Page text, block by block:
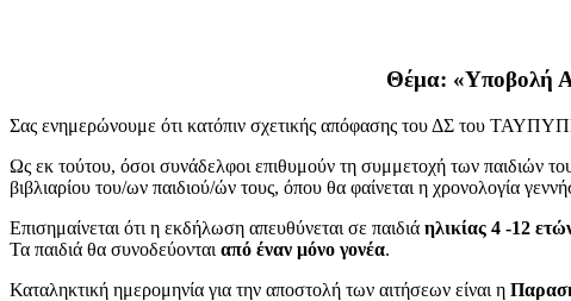
Θέμα: «Υποβολή
Σας ενημερώνουμε ότι κατόπιν σχετικής απόφασης του ΔΣ του
Ως εκ τούτου, όσοι συνάδελφοι επιθυμούν τη συμμετοχή των παιδιών
βιβλιαρίου του/ων παιδιού/ών τους, όπου θα φαίνεται η χρονολογία
Επισημαίνεται ότι η εκδήλωση απευθύνεται σε παιδιά ηλικίας 4 -12
Τα παιδιά θα συνοδεύονται από έναν μόνο γονέα.
Καταληκτική ημερομηνία για την αποστολή των αιτήσεων είναι η